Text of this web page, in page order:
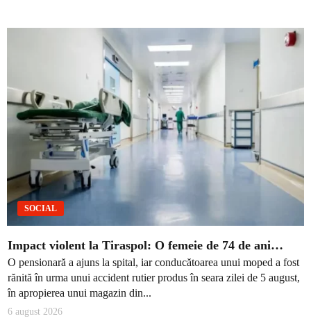
SOCIAL
Impact violent la Tiraspol: O femeie de 74 de ani…
O pensionară a ajuns la spital, iar conducătoarea unui moped a fost
rănită în urma unui accident rutier produs în seara zilei de 5 august,
în apropierea unui magazin din...
6 august 2026